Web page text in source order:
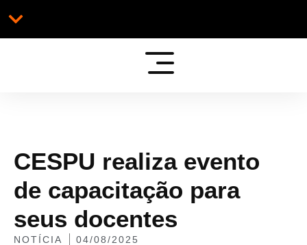
para
o
CESPU realiza evento
de capacitação para
seus docentes
NOTÍCIA 04/08/2025